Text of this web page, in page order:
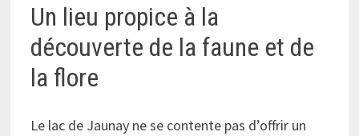
Un lieu propice à la
découverte de la faune et de
la flore
Le lac de Jaunay ne se contente pas d’offrir un